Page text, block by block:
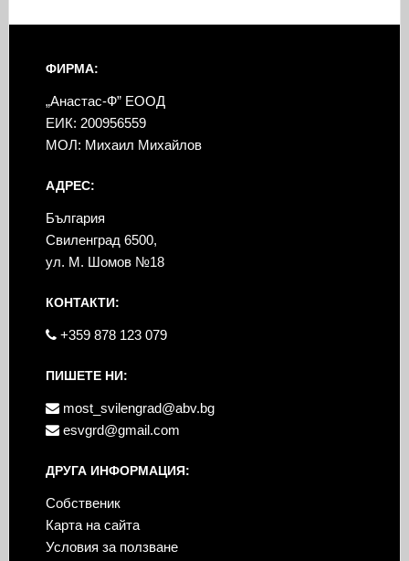
ФИРМА:
„Анастас-Ф” ЕООД
ЕИК: 200956559
МОЛ: Михаил Михайлов
АДРЕС:
България
Свиленград 6500,
ул. М. Шомов №18
КОНТАКТИ:
+359 878 123 079
ПИШЕТЕ НИ:
most_svilengrad@abv.bg
esvgrd@gmail.com
ДРУГА ИНФОРМАЦИЯ:
Собственик
Карта на сайта
Условия за ползване